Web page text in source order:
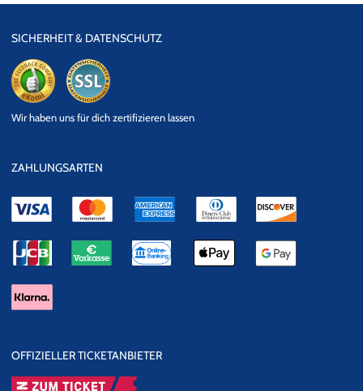
SICHERHEIT & DATENSCHUTZ
Datensicherheit
Wir haben uns für dich zertifizieren lassen
ZAHLUNGSARTEN
OFFIZIELLER TICKETANBIETER